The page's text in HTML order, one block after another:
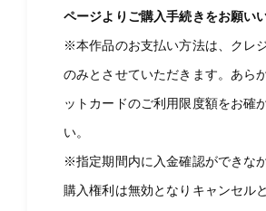
ページよりご購入手続きをお願い
※本作品のお支払い方法は、クレ
のみとさせていただきます。あら
ットカードのご利用限度額をお確
い。
※指定期間内に入金確認ができな
購入権利は無効となりキャンセル